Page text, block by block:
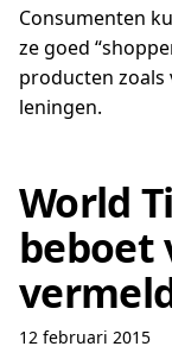
Consumenten
ze goed
producten zoals
leningen.
World
beboet
12 februari 2015